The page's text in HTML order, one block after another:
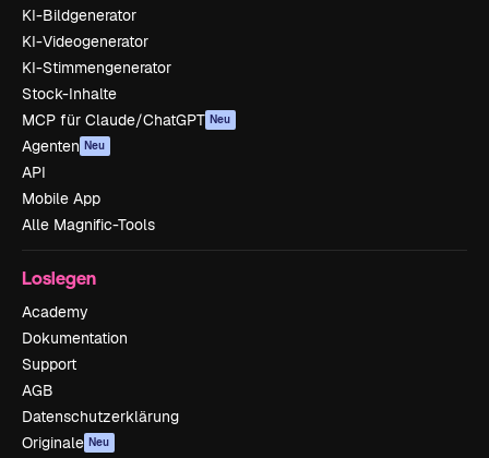
KI-Bildgenerator
KI-Videogenerator
KI-Stimmengenerator
Stock-Inhalte
MCP für Claude/ChatGPT Neu
Agenten Neu
API
Mobile App
Alle Magnific-Tools
Loslegen
Academy
Dokumentation
Support
AGB
Datenschutzerklärung
Originale Neu